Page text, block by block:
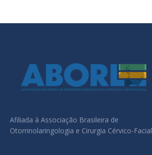
Afiliada à Associação Brasileira de
Otorrinolaringologia e Cirurgia Cérvico-Facial